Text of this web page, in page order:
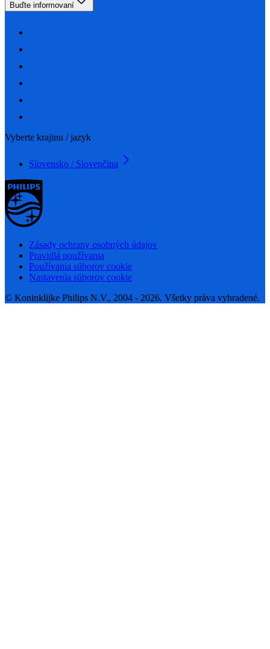
Buďte informovaní
Vyberte krajinu / jazyk
Slovensko / Slovenčina
Zásady ochrany osobných údajov
Pravidlá používania
Používania súborov cookie
Nastavenia súborov cookie
© Koninklijke Philips N.V., 2004 - 2026. Všetky práva vyhradené.